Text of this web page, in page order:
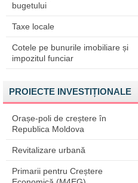
bugetului
Taxe locale
Cotele pe bunurile imobiliare și
impozitul funciar
PROIECTE INVESTIȚIONALE
Orașe-poli de creștere în
Republica Moldova
Revitalizare urbană
Primarii pentru Creștere